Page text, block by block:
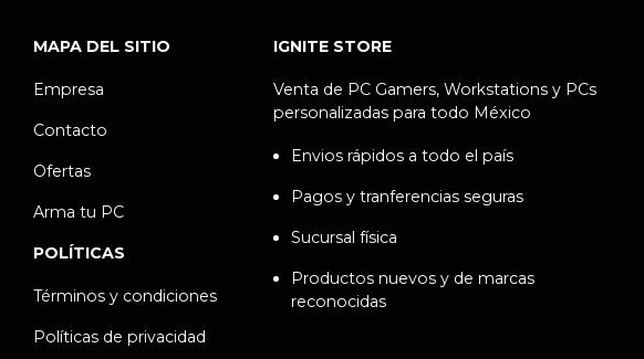
MAPA DEL SITIO
Empresa
Contacto
Ofertas
Arma tu PC
POLÍTICAS
Términos y condiciones
Políticas de privacidad
IGNITE STORE
Venta de PC Gamers, Workstations y PCs
personalizadas para todo México
Envios rápidos a todo el país
Pagos y tranferencias seguras
Sucursal física
Productos nuevos y de marcas
reconocidas